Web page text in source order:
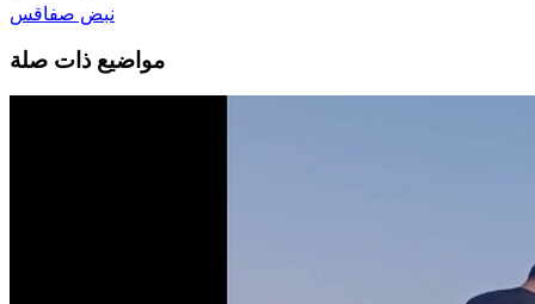
نبض صفاقس
مواضيع ذات صلة